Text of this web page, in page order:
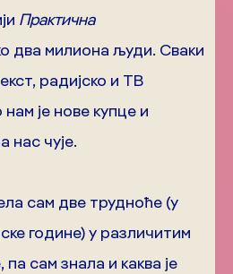
Практична
два милиона људи. Сваки
радијско и ТВ
је нове купце и
нас чује.
сам две трудноће (у
године) у различитим
сам знала и каква је